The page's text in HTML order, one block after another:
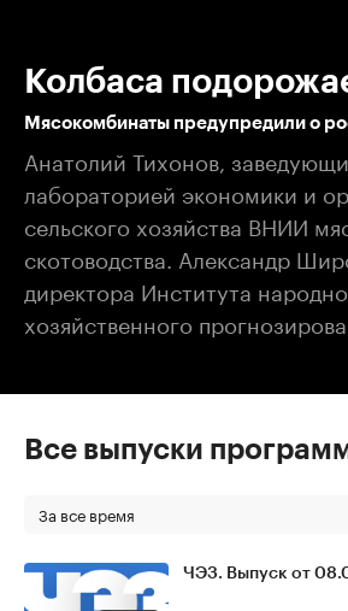
Колбаса
Мясокомбинаты предупредили о
Анатолий Тихонов,
лабораторией экономики и
сельского хозяйства ВНИИ
скотоводства. Александр
директора Института
хозяйственного
Все выпуски
За все время
ЧЭЗ. Выпуск от